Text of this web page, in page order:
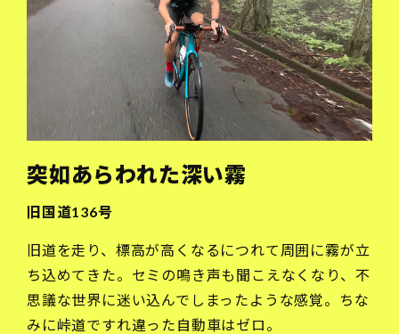
突如あらわれた深い霧
旧国道136号
旧道を走り、標高が高くなるにつれて周囲に霧が立
ち込めてきた。セミの鳴き声も聞こえなくなり、不
思議な世界に迷い込んでしまったような感覚。ちな
みに峠道ですれ違った自動車はゼロ。